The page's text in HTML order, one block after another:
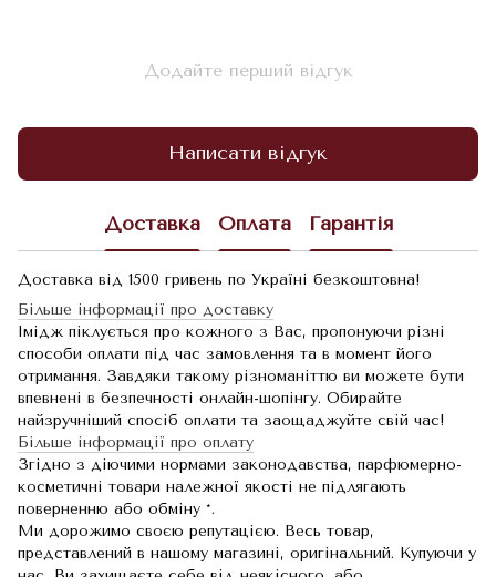
Додайте перший відгук
Написати відгук
Доставка Оплата Гарантія
Доставка від 1500 гривень по Україні безкоштовна!
Більше інформації про доставку
Імідж піклується про кожного з Вас, пропонуючи різні
способи оплати під час замовлення та в момент його
отримання. Завдяки такому різноманіттю ви можете бути
впевнені в безпечності онлайн-шопінгу. Обирайте
найзручніший спосіб оплати та заощаджуйте свій час!
Більше інформації про оплату
Згідно з діючими нормами законодавства, парфюмерно-
косметичні товари належної якості не підлягають
поверненню або обміну *.
Ми дорожимо своєю репутацією. Весь товар,
представлений в нашому магазині, оригінальний. Купуючи у